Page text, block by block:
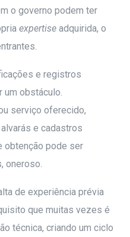
o governo podem ter
expertise adquirida, o
e registros
obstáculo.
serviço oferecido,
e cadastros
obtenção pode ser
oneroso.
de experiência prévia
que muitas vezes é
técnica, criando um ciclo